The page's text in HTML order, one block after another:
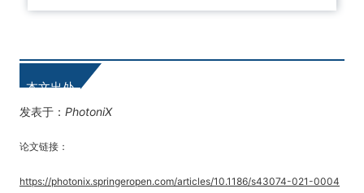
本文出处
发表于： PhotoniX
论文链接：
https://photonix.springeropen.com/articles/10.1186/s43074-021-0004